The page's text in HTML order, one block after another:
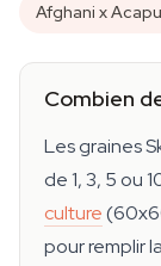
Afghani x
Combien
Les graines
de 1, 3, 5 ou
culture
pour remplir